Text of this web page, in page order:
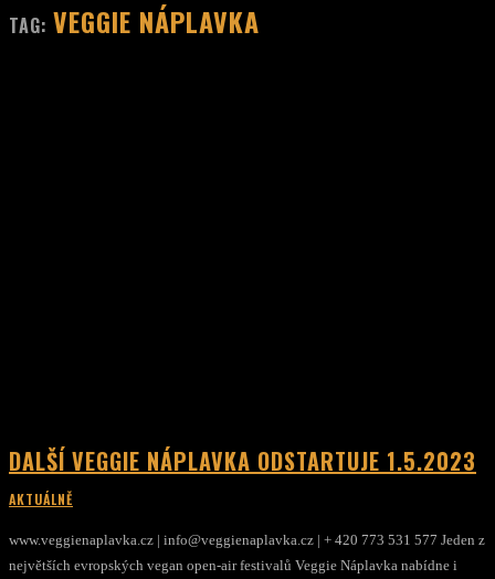
TAG: VEGGIE NÁPLAVKA
DALŠÍ VEGGIE NÁPLAVKA ODSTARTUJE 1.5.2023
AKTUÁLNĚ
www.veggienaplavka.cz | info@veggienaplavka.cz | + 420 773 531 577 Jeden z
největších evropských vegan open-air festivalů Veggie Náplavka nabídne i